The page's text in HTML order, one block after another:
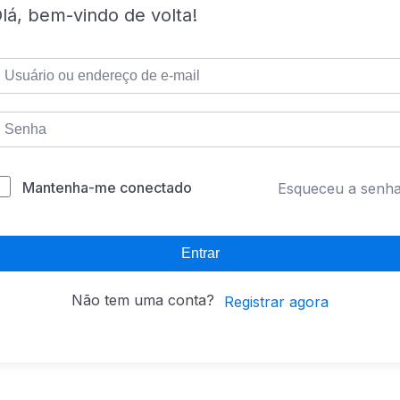
bem-vindo de volta!
Mantenha-me conectado Esqueceu a
Entrar
Não tem uma conta? Registrar agora